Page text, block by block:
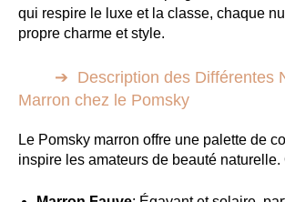
qui respire le luxe et la classe, chaque
propre charme et style.
Description des Différentes
Marron chez le Pomsky
Le Pomsky marron offre une palette de
inspire les amateurs de beauté naturelle.